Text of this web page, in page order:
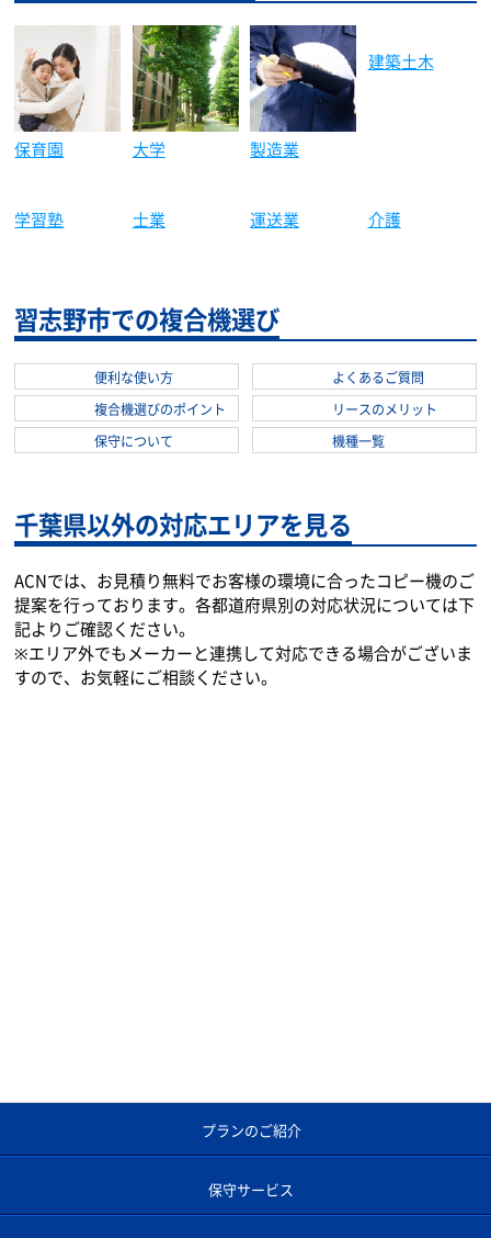
保育園 大学 製造業
建築土木
学習塾 士業
運送業
介護
習志野市での複合機選び
保守について
機種一覧
千葉県以外の対応エリアを見る
ACNでは、お見積り無料でお客様の環境に合ったコピー機のご
提案を行っております。各都道府県別の対応状況については下
プランのご紹介